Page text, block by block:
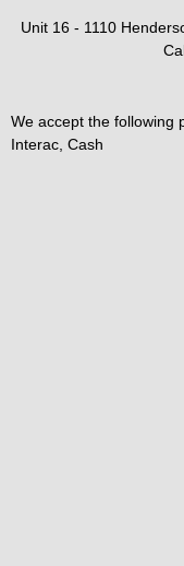
Unit 16 - 1110
We accept the following
Interac, Cash